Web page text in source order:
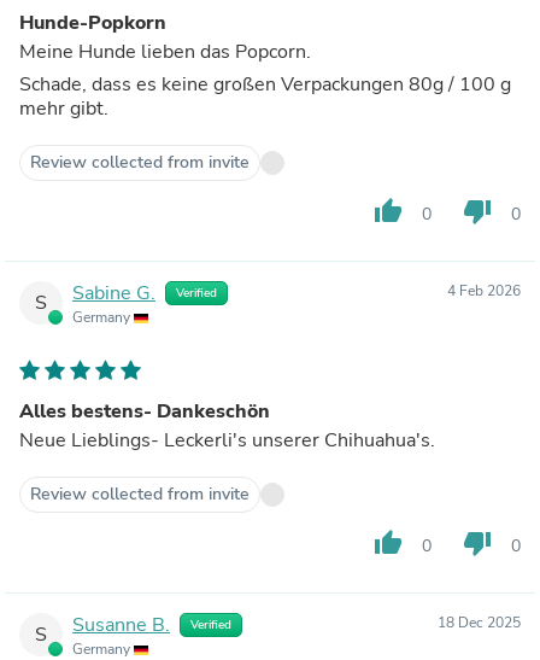
Hunde-Popkorn
Meine Hunde lieben das Popcorn.
Schade, dass es keine großen Verpackungen 80g / 100 g
mehr gibt.
Review collected from invite
thumb_up 0 thumb_down 0
S Sabine G. Verified
Germany
4 Feb 2026
Alles bestens- Dankeschön
Neue Lieblings- Leckerli's unserer Chihuahua's.
Review collected from invite
thumb_up 0 thumb_down 0
S Susanne B. Verified
Germany
18 Dec 2025